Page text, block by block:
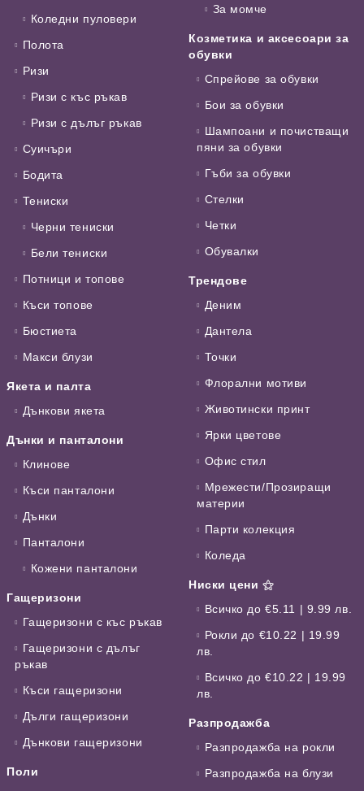
Коледни пуловери
Полота
Ризи
Ризи с къс ръкав
Ризи с дълъг ръкав
Суичъри
Бодита
Тениски
Черни тениски
Бели тениски
Потници и топове
Къси топове
Бюстиета
Макси блузи
Якета и палта
Дънкови якета
Дънки и панталони
Клинове
Къси панталони
Дънки
Панталони
Кожени панталони
Гащеризони
Гащеризони с къс ръкав
Гащеризони с дълъг
ръкав
Къси гащеризони
Дълги гащеризони
Дънкови гащеризони
Поли
За момче
Козметика и аксесоари за
обувки
Спрейове за обувки
Бои за обувки
Шампоани и почистващи
пяни за обувки
Гъби за обувки
Стелки
Четки
Обувалки
Трендове
Деним
Дантела
Точки
Флорални мотиви
Животински принт
Ярки цветове
Офис стил
Мрежести/Прозиращи
материи
Парти колекция
Коледа
Ниски цени ⚝
Всичко до €5.11 | 9.99 лв.
Рокли до €10.22 | 19.99
лв.
Всичко до €10.22 | 19.99
лв.
Разпродажба
Разпродажба на рокли
Разпродажба на блузи